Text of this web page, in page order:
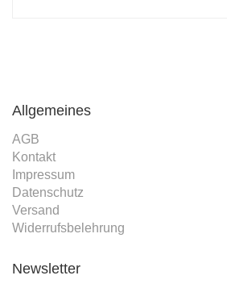
Allgemeines
AGB
Kontakt
Impressum
Datenschutz
Versand
Widerrufsbelehrung
Newsletter